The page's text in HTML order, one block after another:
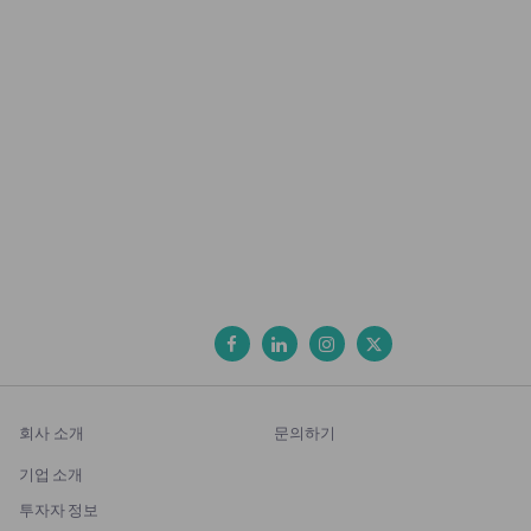
회사 소개
기업 소개
투자자 정보
문의하기